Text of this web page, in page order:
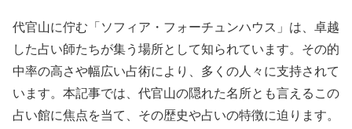
代官山に佇む「ソフィア・フォーチュンハウス」は、卓越
した占い師たちが集う場所として知られています。その的
中率の高さや幅広い占術により、多くの人々に支持されて
います。本記事では、代官山の隠れた名所とも言えるこの
占い館に焦点を当て、その歴史や占いの特徴に迫ります。